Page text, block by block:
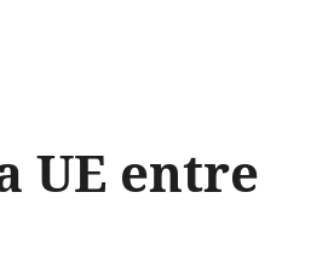
UE entre